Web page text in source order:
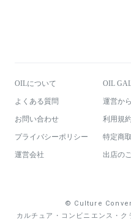
OILについて OIL
よくある質問 運営か
お問い合わせ 利用規約
プライバシーポリシー 特定商
運営会社 出店の
© Culture
カルチュア・コンビニエンス・